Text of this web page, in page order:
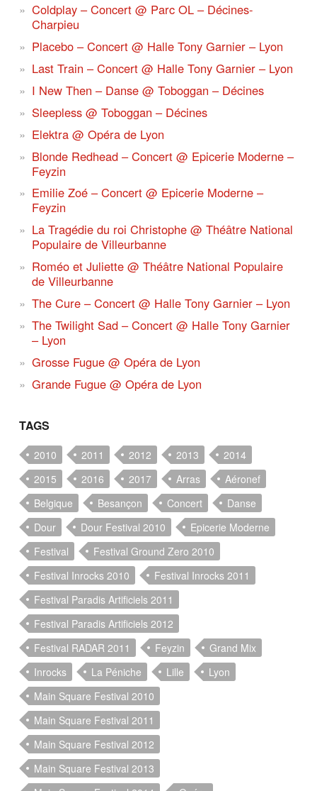
Coldplay – Concert @ Parc OL – Décines-
Charpieu
Placebo – Concert @ Halle Tony Garnier – Lyon
Last Train – Concert @ Halle Tony Garnier – Lyon
I New Then – Danse @ Toboggan – Décines
Sleepless @ Toboggan – Décines
Elektra @ Opéra de Lyon
Blonde Redhead – Concert @ Epicerie Moderne –
Feyzin
Emilie Zoé – Concert @ Epicerie Moderne –
Feyzin
La Tragédie du roi Christophe @ Théâtre National
Populaire de Villeurbanne
Roméo et Juliette @ Théâtre National Populaire
de Villeurbanne
The Cure – Concert @ Halle Tony Garnier – Lyon
The Twilight Sad – Concert @ Halle Tony Garnier
– Lyon
Grosse Fugue @ Opéra de Lyon
Grande Fugue @ Opéra de Lyon
TAGS
2010 2011 2012 2013
2014
2015
2016 2017 Arras
Aéronef
Belgique
Besançon Concert
Danse
Dour
Dour Festival 2010
Epicerie Moderne
Festival
Festival Ground Zero 2010
Festival Inrocks 2010
Festival Inrocks 2011
Festival Paradis Artificiels 2011
Festival Paradis Artificiels 2012
Festival RADAR 2011
Feyzin
Grand Mix
Inrocks
La Péniche Lille
Lyon
Main Square Festival 2010
Main Square Festival 2011
Main Square Festival 2012
Main Square Festival 2013